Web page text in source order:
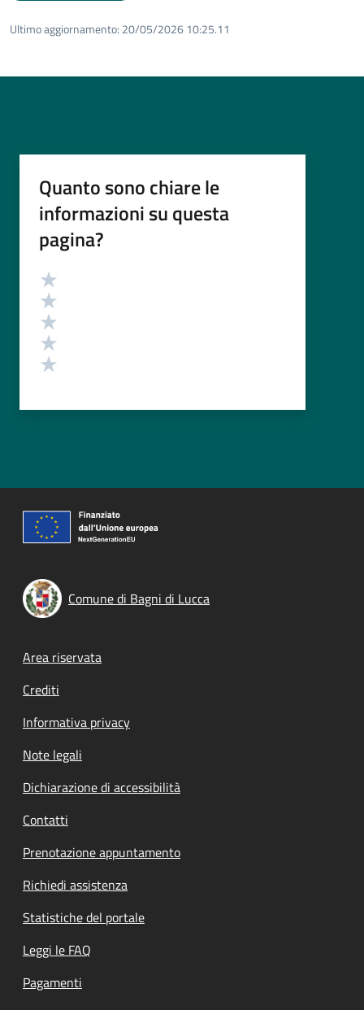
Ultimo aggiornamento: 20/05/2026 10:25.11
Quanto sono chiare le
informazioni su questa
pagina?
Valutazione
Comune di Bagni di Lucca
Footer menu
Area riservata
Crediti
Informativa privacy
Note legali
Dichiarazione di accessibilità
Contatti
Prenotazione appuntamento
Richiedi assistenza
Statistiche del portale
Leggi le FAQ
Pagamenti